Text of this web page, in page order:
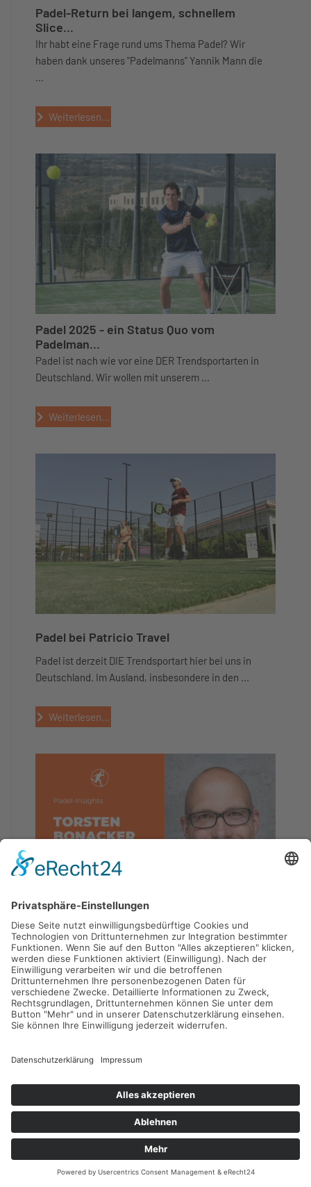
Padel-Return bei langem, schnellem
Slice...
Ihr habt eine Frage rund ums Thema Padel? Wir
haben dank unseres "Padelmanns" Yannik Mann die
...
Weiterlesen...
Padel 2025 - ein Status Quo vom
Padelman...
Padel ist nach wie vor eine DER Trendsportarten in
Deutschland. Wir wollen mit unserem ...
Weiterlesen...
Padel bei Patricio Travel
Padel ist derzeit DIE Trendsportart hier bei uns in
Deutschland. Im Ausland, insbesondere in den ...
Weiterlesen...
Padel-Special: Torsten Bonacker von
Dunl...
Im Rahmen unseres Padel-Specials wollen wir euch
nicht nur die wichtigsten Dinge über Material, ...
Weiterlesen...